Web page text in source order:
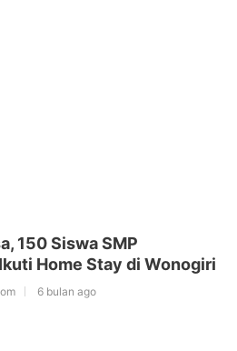
150 Siswa SMP
Home Stay di Wonogiri
6 bulan ago